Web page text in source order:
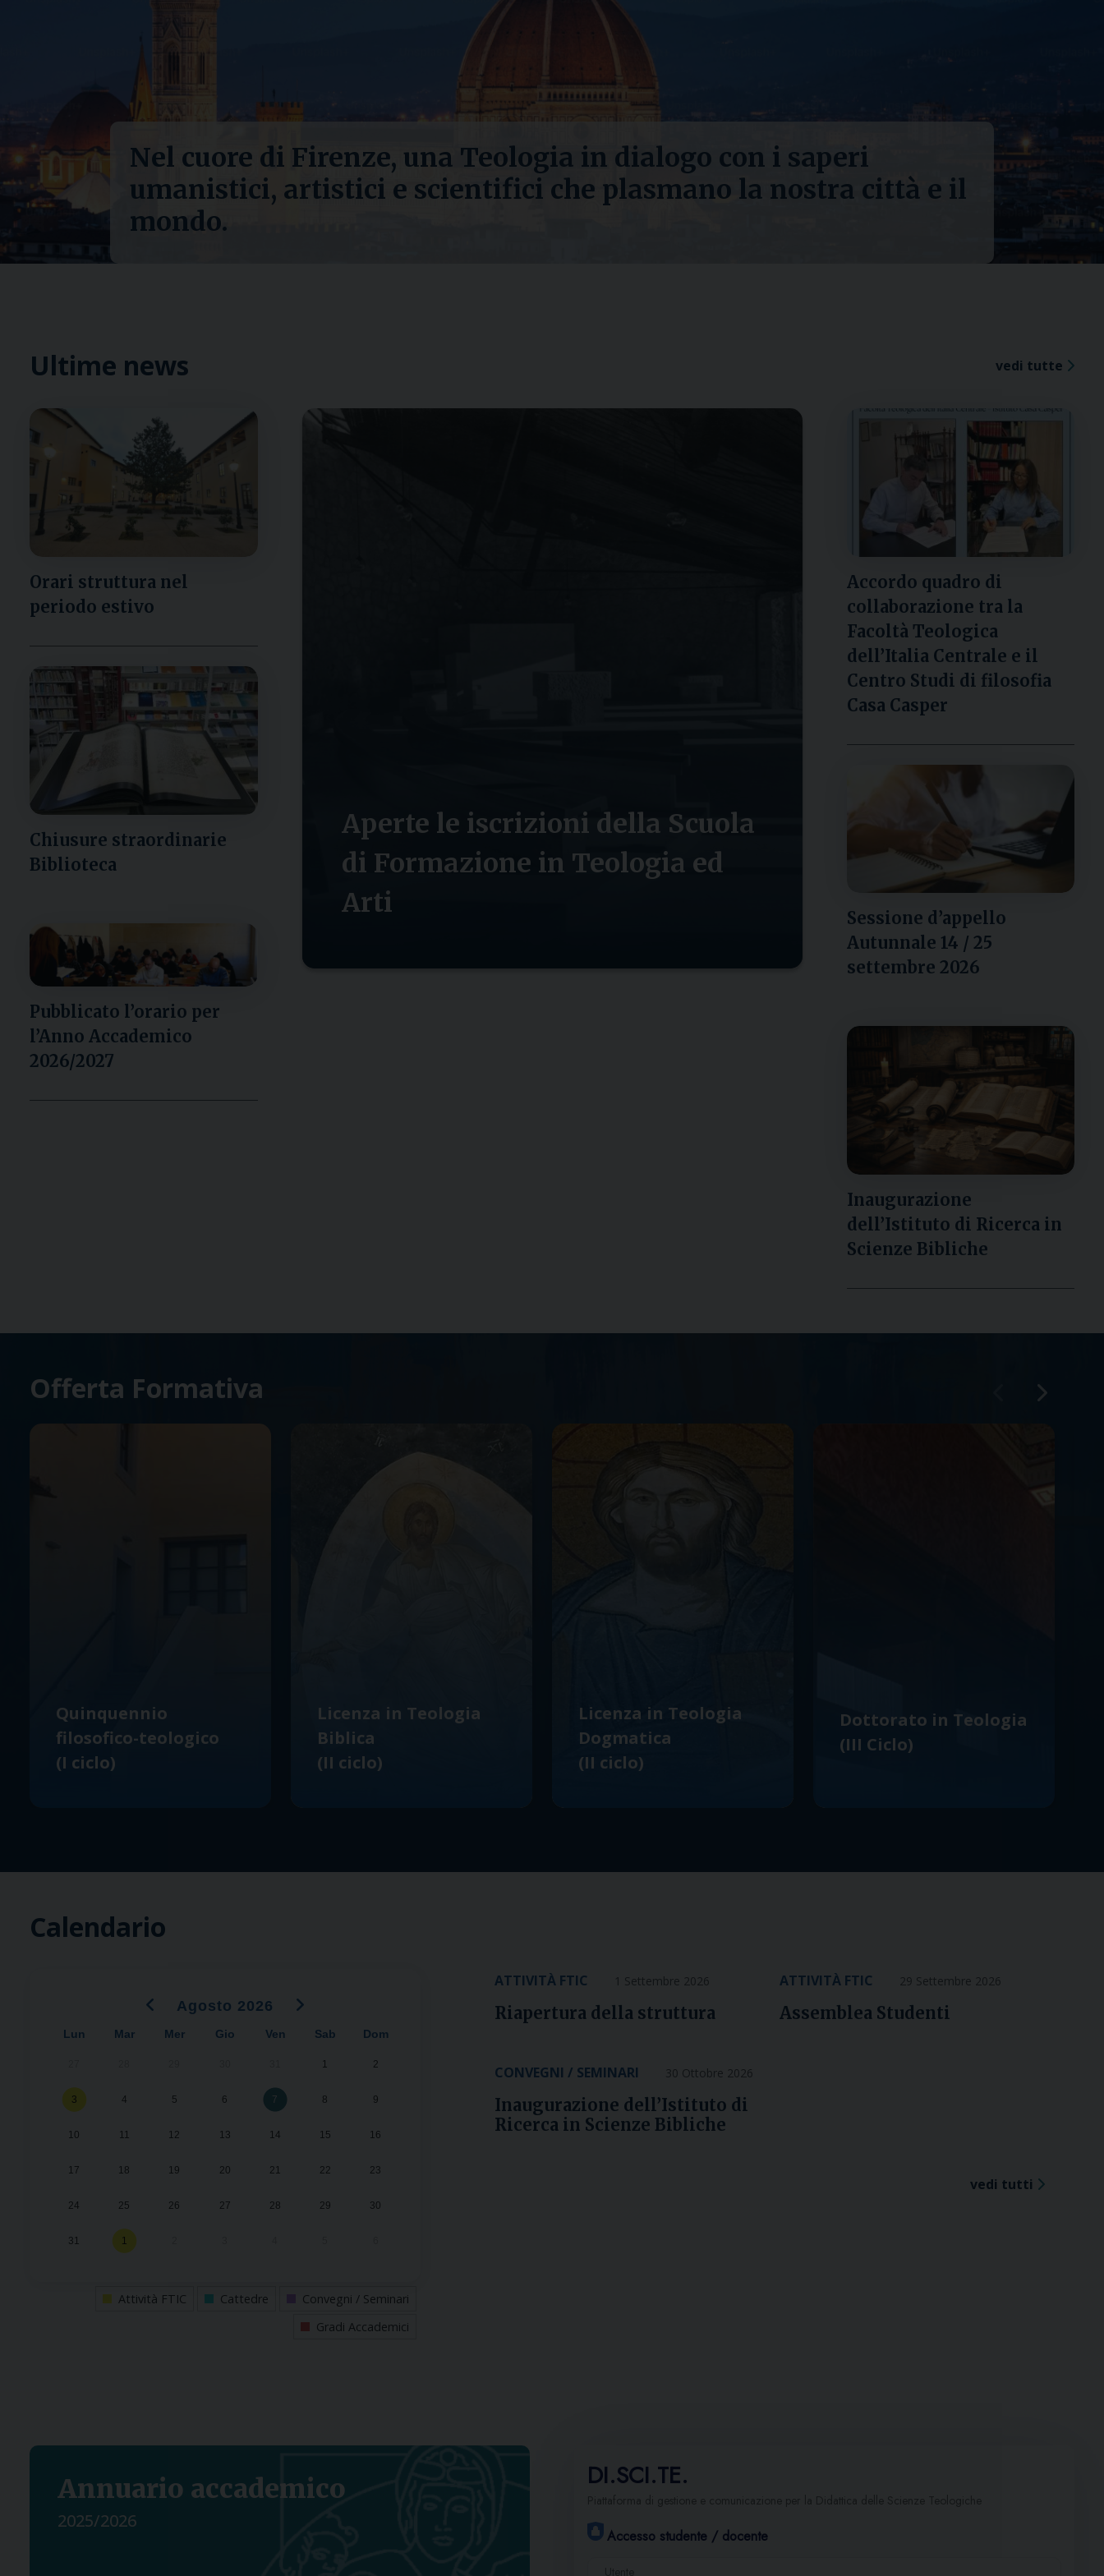
Nel cuore di Firenze, una Teologia in dialogo con i saperi
umanistici, artistici e scientifici che plasmano la nostra città e il
mondo.
vedi tutte
Ultime news
Orari struttura nel
periodo estivo
Chiusure straordinarie
Biblioteca
Pubblicato l’orario per
l’Anno Accademico
2026/2027
Aperte le iscrizioni della Scuola
di Formazione in Teologia ed
Arti
Accordo quadro di
collaborazione tra la
Facoltà Teologica
dell’Italia Centrale e il
Centro Studi di filosofia
Casa Casper
Sessione d’appello
Autunnale 14 / 25
settembre 2026
Inaugurazione
dell’Istituto di Ricerca in
Scienze Bibliche
Offerta Formativa
Quinquennio
filosofico-teologico
(I ciclo)
Licenza in Teologia
Biblica
(II ciclo)
Licenza in Teologia
Dogmatica
(II ciclo)
Dottorato in Teologia
(III Ciclo)
Calendario
‹ Agosto 2026 ›
Lun Mar Mer Gio Ven Sab Dom
1 2
3
Chiusura periodo estivo -Fino alle 23:00
4 5 6 7 8 9
10 11 12 13 14 15 16
17 18 19 20 21 22 23
24 25 26 27 28 29 30
31 1
Riapertura della struttura- Dalle 09:00 alle 18:00
Attività FTIC Cattedre
Convegni / Seminari
Gradi Accademici
ATTIVITÀ FTIC 1 Settembre 2026
Riapertura della struttura
ATTIVITÀ FTIC 29 Settembre 2026
Assemblea Studenti
CONVEGNI / SEMINARI 30 Ottobre 2026
Inaugurazione dell’Istituto di
Ricerca in Scienze Bibliche
vedi tutti
Annuario accademico
2025/2026